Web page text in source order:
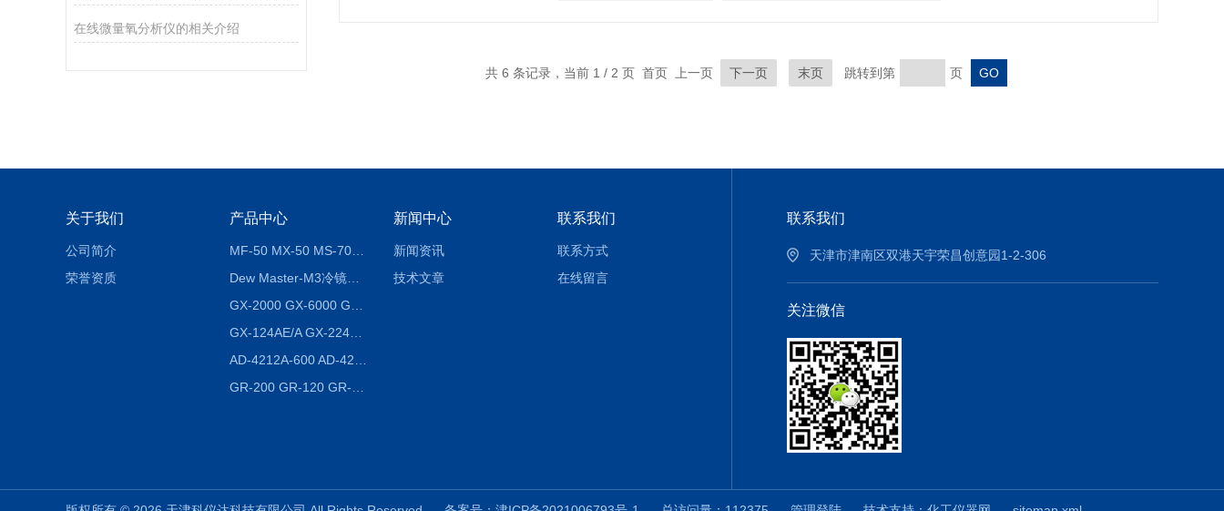
在线微量氧分析仪的相关介绍
共 6 条记录，当前 1 / 2 页 首页 上一页 下一页 末页 跳转到第 页
关于我们
公司简介
荣誉资质
产品中心
MF-50 MX-50 MS-70卤素水分测定仪 红外线水分仪
Dew Master-M3冷镜式露点仪
GX-124AE/A GX-224AE/A分析天平
新闻中心
新闻资讯
技术文章
联系我们
联系方式
在线留言
联系我们
天津市津南区双港天宇荣昌创意园1-2-306
关注微信